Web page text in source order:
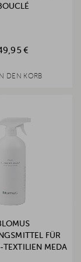
€
IN DEN KORB
FÜR
MEDA